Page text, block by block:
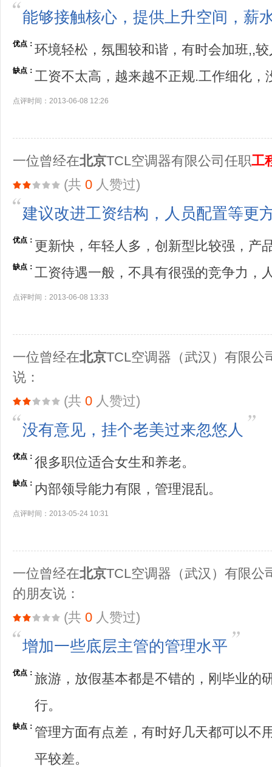
能够接触核心，提供上升空间，薪
优点： 环境轻松，氛围较和谐，有时会加班,,
缺点： 工资不太高，越来越不正规.工作细化，
点评时间：2013-06-08 12:26
一位曾经在北京TCL空调器有限公司任职工
(共 0 人赞过)
建议改进工资结构，人员配置等更
优点： 更新快，年轻人多，创新型比较强，产
缺点： 工资待遇一般，不具有很强的竞争力，
点评时间：2013-06-08 13:33
一位曾经在北京TCL空调器（武汉）有限公
说：
(共 0 人赞过)
没有意见，挂个老美过来忽悠人
优点： 很多职位适合女生和养老。
缺点： 内部领导能力有限，管理混乱。
点评时间：2013-05-24 10:31
一位曾经在北京TCL空调器（武汉）有限公
的朋友说：
(共 0 人赞过)
增加一些底层主管的管理水平
优点： 旅游，放假基本都是不错的，刚毕业的
行。
缺点： 管理方面有点差，有时好几天都可以不
平较差。